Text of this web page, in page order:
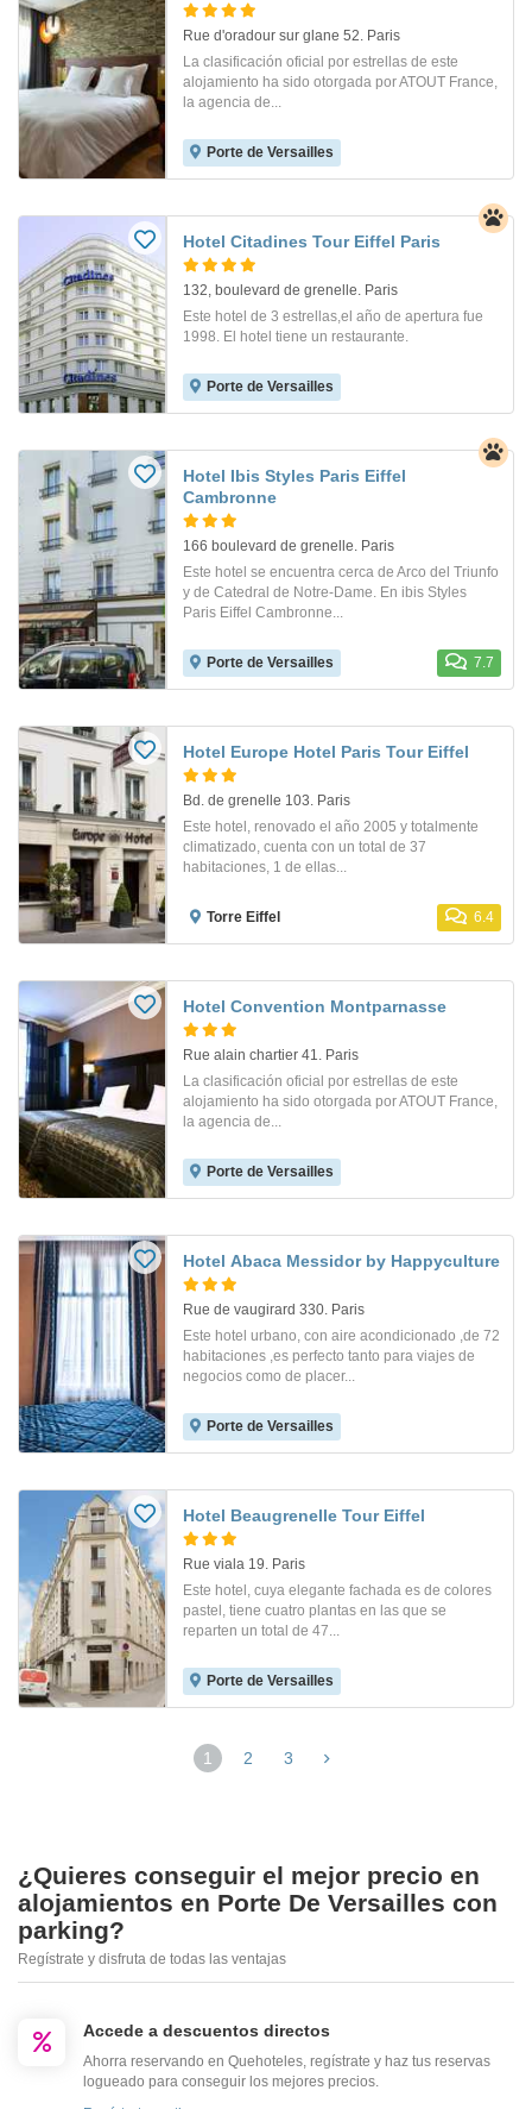
Rue d'oradour sur glane 52. Paris
La clasificación oficial por estrellas de este
alojamiento ha sido otorgada por ATOUT France,
la agencia de...
Porte de Versailles
Hotel Citadines Tour Eiffel Paris
132, boulevard de grenelle. Paris
Este hotel de 3 estrellas,el año de apertura fue
1998. El hotel tiene un restaurante.
Porte de Versailles
Hotel Ibis Styles Paris Eiffel
Cambronne
166 boulevard de grenelle. Paris
Este hotel se encuentra cerca de Arco del Triunfo
y de Catedral de Notre-Dame. En ibis Styles
Paris Eiffel Cambronne...
Porte de Versailles 7.7
Hotel Europe Hotel Paris Tour Eiffel
Bd. de grenelle 103. Paris
Este hotel, renovado el año 2005 y totalmente
climatizado, cuenta con un total de 37
habitaciones, 1 de ellas...
Torre Eiffel 6.4
Hotel Convention Montparnasse
Rue alain chartier 41. Paris
La clasificación oficial por estrellas de este
alojamiento ha sido otorgada por ATOUT France,
la agencia de...
Porte de Versailles
Hotel Abaca Messidor by Happyculture
Rue de vaugirard 330. Paris
Este hotel urbano, con aire acondicionado ,de 72
habitaciones ,es perfecto tanto para viajes de
negocios como de placer...
Porte de Versailles
Hotel Beaugrenelle Tour Eiffel
Rue viala 19. Paris
Este hotel, cuya elegante fachada es de colores
pastel, tiene cuatro plantas en las que se
reparten un total de 47...
Porte de Versailles
1 2 3
¿Quieres conseguir el mejor precio en
alojamientos en Porte De Versailles con
parking?
Regístrate y disfruta de todas las ventajas
Accede a descuentos directos
Ahorra reservando en Quehoteles, regístrate y haz tus reservas
logueado para conseguir los mejores precios.